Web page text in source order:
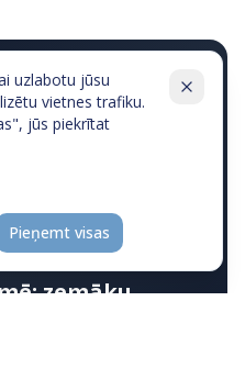
skaidru biznesa
disciplinētu
idejas tehniskās
stabilai,
ražošanas vidē.
zemāku
uzlabotu jūsu
vietnes trafiku.
jūs piekrītat
Pieņemt visas